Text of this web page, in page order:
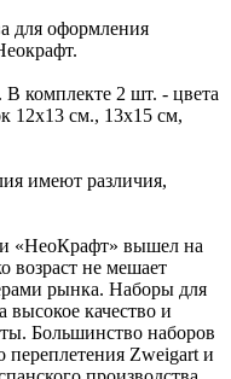
для оформления
комплекте 2 шт. - цвета
12х13 см., 13х15 см,
имеют различия,
«НеоКрафт» вышел на
возраст не мешает
рынка. Наборы для
качество и
Большинство наборов
переплетения Zweigart и